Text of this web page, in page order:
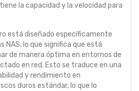
la capacidad y la velocidad para
está diseñado específicamente
NAS, lo que significa que está
de manera óptima en entornos de
en red. Esto se traduce en una
y rendimiento en
duros estándar, lo que lo